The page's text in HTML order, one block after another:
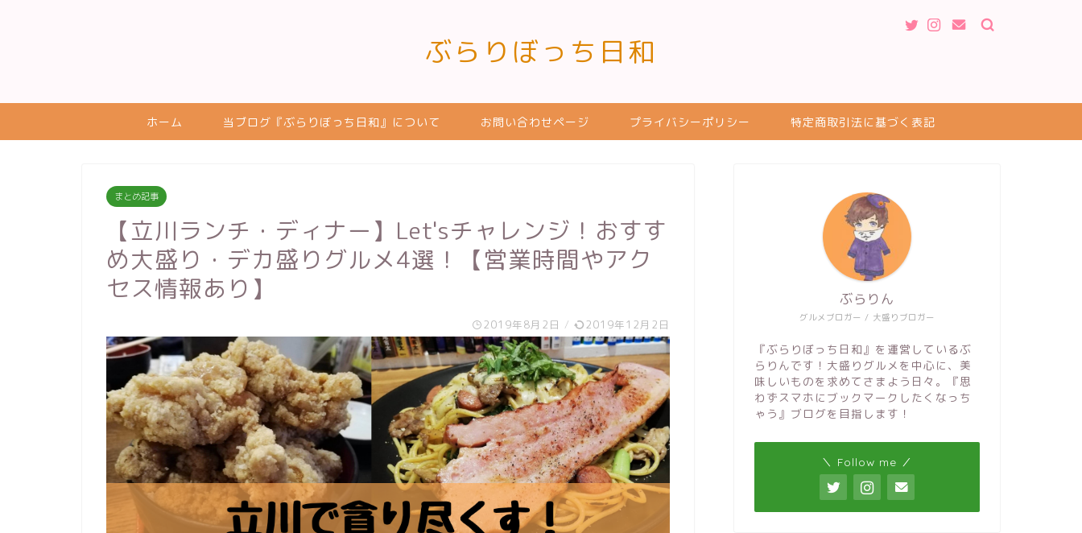
ぶらりぼっち日和
ホーム 当ブログ『ぶらりぼっち日和』について お問い合わせページ プライバシーポリシー 特定商取引法に基づく表記
まとめ記事
【立川ランチ・ディナー】Let'sチャレンジ！おすす
め大盛り・デカ盛りグルメ4選！【営業時間やアク
セス情報あり】
2019年8月2日 / 2019年12月2日 グルメブロガー / 大盛りブロガー
ぶらりん
『ぶらりぼっち日和』を運営しているぶ
らりんです！大盛りグルメを中心に、美
味しいものを求めてさまよう日々。『思
わずスマホにブックマークしたくなっち
ゃう』ブログを目指します！
＼ Follow me ／